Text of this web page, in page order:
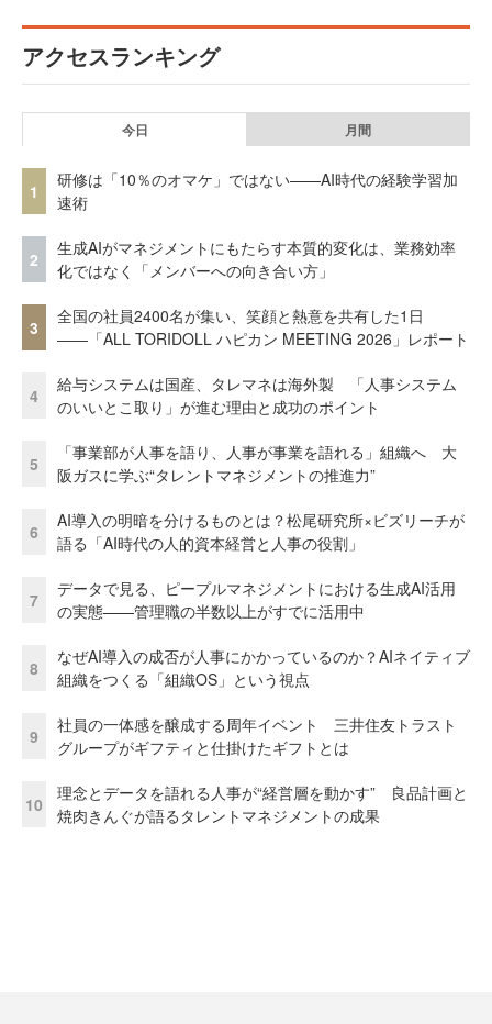
アクセスランキング
今日 月間
1
研修は「10％のオマケ」ではない——AI時代の経験学習加
速術
2
生成AIがマネジメントにもたらす本質的変化は、業務効率
化ではなく「メンバーへの向き合い方」
3
全国の社員2400名が集い、笑顔と熱意を共有した1日
――「ALL TORIDOLL ハピカン MEETING 2026」レポート
4
給与システムは国産、タレマネは海外製 「人事システム
のいいとこ取り」が進む理由と成功のポイント
5
「事業部が人事を語り、人事が事業を語れる」組織へ 大
阪ガスに学ぶ“タレントマネジメントの推進力”
6
AI導入の明暗を分けるものとは？松尾研究所×ビズリーチが
語る「AI時代の人的資本経営と人事の役割」
7
データで見る、ピープルマネジメントにおける生成AI活用
の実態——管理職の半数以上がすでに活用中
8
なぜAI導入の成否が人事にかかっているのか？AIネイティブ
組織をつくる「組織OS」という視点
9
社員の一体感を醸成する周年イベント 三井住友トラスト
グループがギフティと仕掛けたギフトとは
10
理念とデータを語れる人事が“経営層を動かす” 良品計画と
焼肉きんぐが語るタレントマネジメントの成果